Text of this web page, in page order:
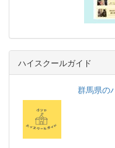
ハイスクールガイド
群馬県の